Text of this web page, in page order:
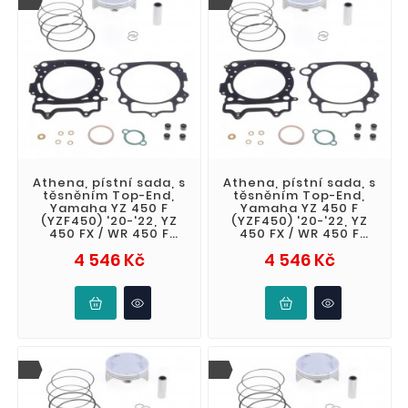
Athena, pístní sada, s
těsněním Top-End,
Yamaha YZ 450 F
(YZF450) '20-'22, YZ
450 FX / WR 450 F
XEF 450 '
4 546 KčCena
Athena, pístní sada, s
těsněním Top-End,
Yamaha YZ 450 F
(YZF450) '20-'22, YZ
450 FX / WR 450 F
XEF 450 '
4 546 KčCena